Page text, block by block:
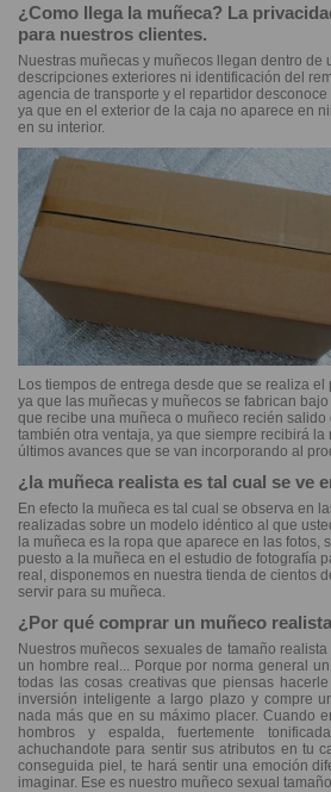
¿Como llega la muñeca? La
para nuestros clientes.
Nuestras muñecas y muñecos llegan dentro de
descripciones exteriores ni identificación del
agencia de transporte y el repartidor
ya que en el exterior de la caja no aparece en
en su interior.
Los tiempos de entrega desde que se realiza
ya que las muñecas y muñecos se fabrican
que recibe una muñeca o muñeco recién salido
también otra ventaja, ya que siempre recibirá
últimos avances que se van incorporando al
¿la muñeca realista es tal cual se ve
En efecto la muñeca es tal cual se observa en
realizadas sobre un modelo idéntico al que
la muñeca es la ropa que aparece en las fotos,
puesto a la muñeca en el estudio de fotografía
real, disponemos en nuestra tienda de cientos
servir para su muñeca.
¿Por qué comprar un muñeco
Nuestros muñecos sexuales de tamaño
un hombre real... Porque por norma general
todas las cosas creativas que piensas
inversión inteligente a largo plazo y compre
nada más que en su máximo placer. Cuando
hombros y espalda, fuertemente
achuchandote para sentir sus atributos en tu
conseguida piel, te hará sentir una emoción
imaginar. Ese es nuestro muñeco sexual